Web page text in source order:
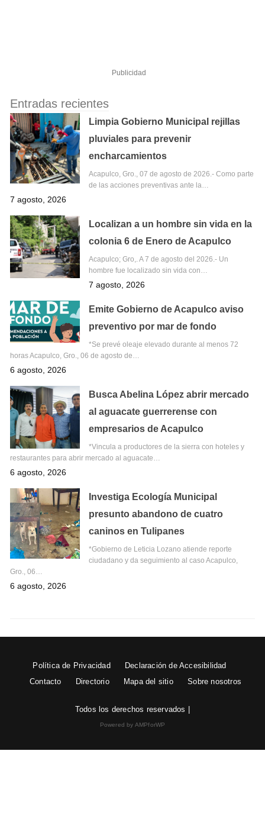
Publicidad
Entradas recientes
Limpia Gobierno Municipal rejillas
pluviales para prevenir
encharcamientos
Acapulco, Gro., 07 de agosto de 2026.- Como parte
de las acciones preventivas ante la…
7 agosto, 2026
Localizan a un hombre sin vida en la
colonia 6 de Enero de Acapulco
Acapulco; Gro,. A 7 de agosto del 2026.- Un
hombre fue localizado sin vida con…
7 agosto, 2026
Emite Gobierno de Acapulco aviso
preventivo por mar de fondo
*Se prevé oleaje elevado durante al menos 72
horas Acapulco, Gro., 06 de agosto de…
6 agosto, 2026
Busca Abelina López abrir mercado
al aguacate guerrerense con
empresarios de Acapulco
*Vincula a productores de la sierra con hoteles y
restaurantes para abrir mercado al aguacate…
6 agosto, 2026
Investiga Ecología Municipal
presunto abandono de cuatro
caninos en Tulipanes
*Gobierno de Leticia Lozano atiende reporte
ciudadano y da seguimiento al caso Acapulco,
Gro., 06…
6 agosto, 2026
Política de Privacidad
Declaración de Accesibilidad
Contacto
Directorio Mapa del sitio Sobre nosotros
Todos los derechos reservados |
Powered by AMPforWP